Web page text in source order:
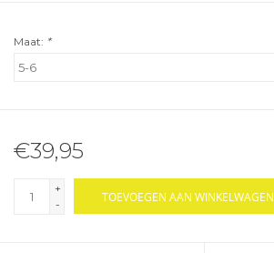
Maat: *
€39,95
+
-
TOEVOEGEN AAN WINKELWAGEN